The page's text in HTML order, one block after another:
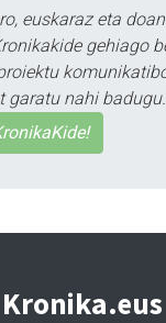
euskaraz eta
gehiago
garatu nahi badugu.
Kronika.eus